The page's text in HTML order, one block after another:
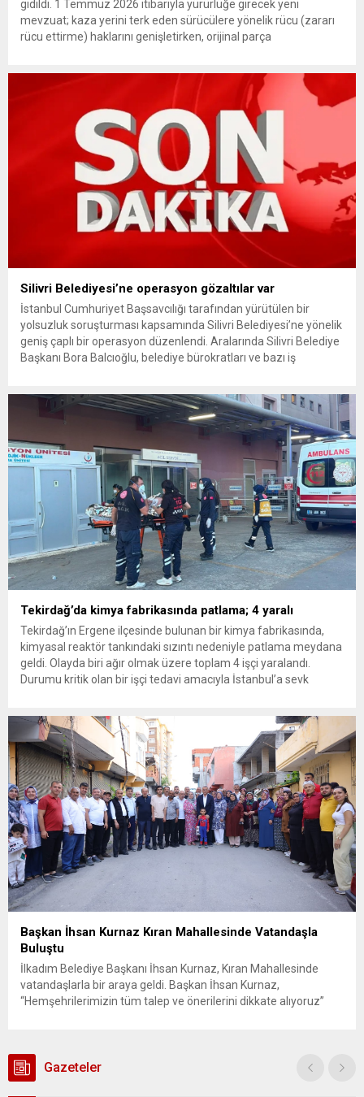
gidildi. 1 Temmuz 2026 itibarıyla yürürlüğe girecek yeni
mevzuat; kaza yerini terk eden sürücülere yönelik rücu (zararı
rücu ettirme) haklarını genişletirken, orijinal parça
getiriyor. Hazine Müsteşarlığına bağlı ilgili kurumlarca...
Silivri Belediyesi’ne operasyon gözaltılar var
İstanbul Cumhuriyet Başsavcılığı tarafından yürütülen bir
yolsuzluk soruşturması kapsamında Silivri Belediyesi’ne yönelik
geniş çaplı bir operasyon düzenlendi. Aralarında Silivri Belediye
Başkanı Bora Balcıoğlu, belediye bürokratları ve bazı iş
inceleme ve arama çalışmaları devam ediyor. İstanbul’da...
Tekirdağ’da kimya fabrikasında patlama; 4 yaralı
Tekirdağ’ın Ergene ilçesinde bulunan bir kimya fabrikasında,
kimyasal reaktör tankındaki sızıntı nedeniyle patlama meydana
geldi. Olayda biri ağır olmak üzere toplam 4 işçi yaralandı.
Durumu kritik olan bir işçi tedavi amacıyla İstanbul’a sevk
ilçesine...
Başkan İhsan Kurnaz Kıran Mahallesinde Vatandaşla
Buluştu
İlkadım Belediye Başkanı İhsan Kurnaz, Kıran Mahallesinde
vatandaşlarla bir araya geldi. Başkan İhsan Kurnaz,
“Hemşehrilerimizin tüm talep ve önerilerini dikkate alıyoruz”
Kurnaz, gelen taleplerin çözümü için...
Gazeteler